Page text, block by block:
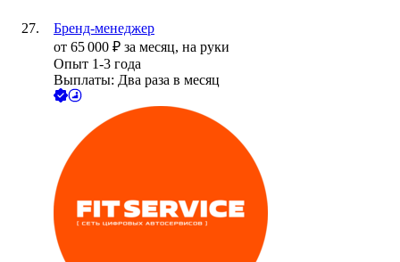
Бренд-менеджер
от 65 000 ₽ за месяц, на руки
Опыт 1-3 года
Выплаты: Два раза в месяц